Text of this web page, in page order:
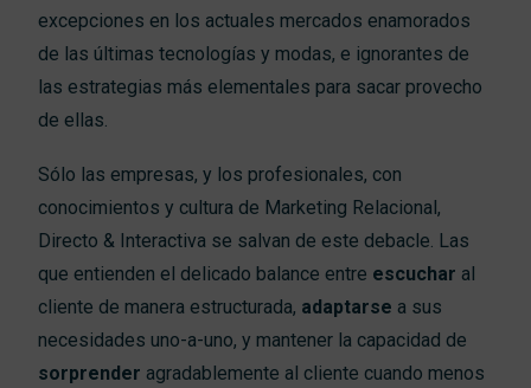
excepciones en los actuales mercados enamorados
de las últimas tecnologías y modas, e ignorantes de
las estrategias más elementales para sacar provecho
de ellas.
Sólo las empresas, y los profesionales, con
conocimientos y cultura de Marketing Relacional,
Directo & Interactiva se salvan de este debacle. Las
que entienden el delicado balance entre escuchar al
cliente de manera estructurada, adaptarse a sus
necesidades uno-a-uno, y mantener la capacidad de
sorprender agradablemente al cliente cuando menos